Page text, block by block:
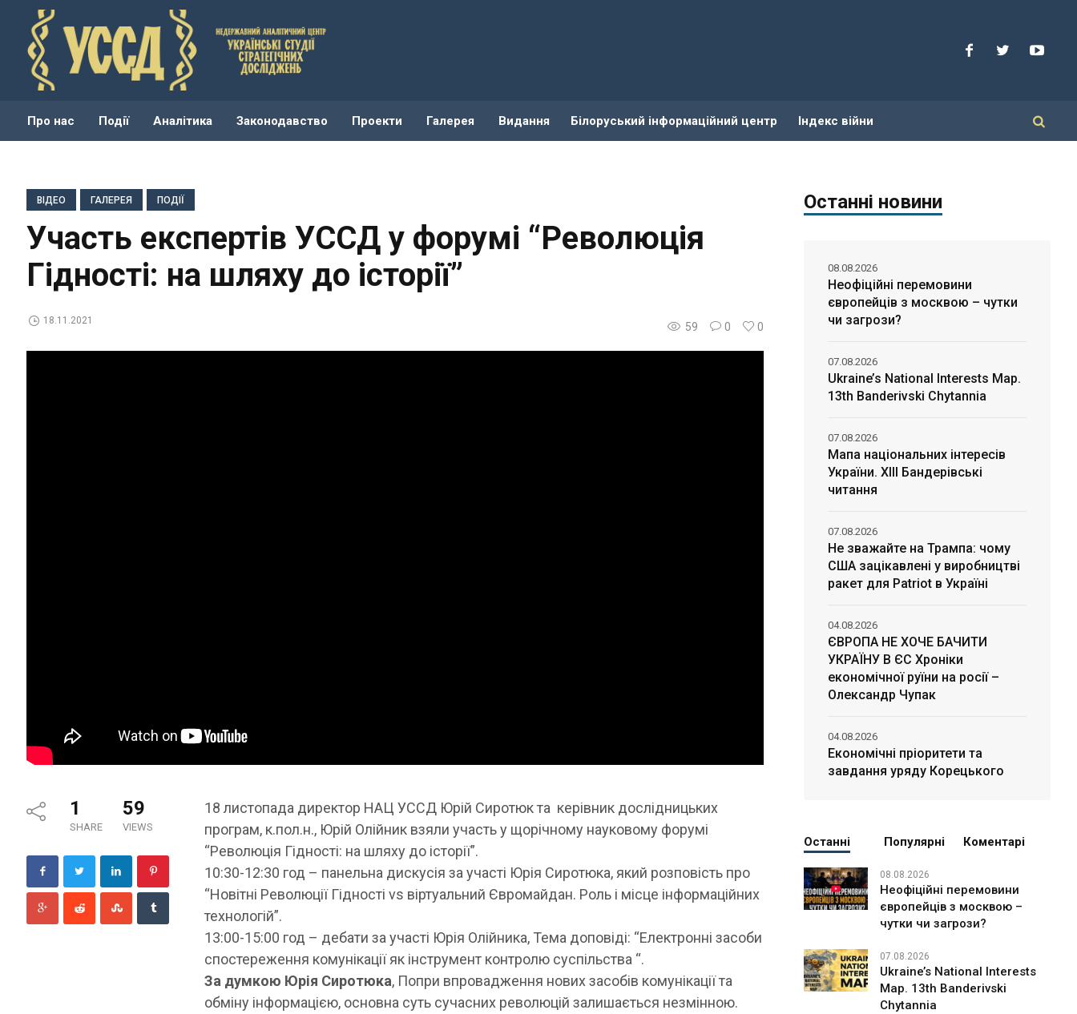
Про нас Події Аналітика Законодавство Проекти Галерея Видання Білоруський інформаційний центр Індекс війни
ВІДЕО ГАЛЕРЕЯ ПОДІЇ
Участь експертів УССД у форумі “Революція
Гідності: на шляху до історії”
59 0 0
18.11.2021
1
SHARE
59
VIEWS
18 листопада директор НАЦ УССД Юрій Сиротюк та керівник дослідницьких
програм, к.пол.н., Юрій Олійник взяли участь у щорічному науковому форумі
“Революція Гідності: на шляху до історії”.
10:30-12:30 год – панельна дискусія за участі Юрія Сиротюка, який розповість про
“Новітні Революції Гідності vs віртуальний Євромайдан. Роль і місце інформаційних
технологій”.
13:00-15:00 год – дебати за участі Юрія Олійника, Тема доповіді: “Електронні засоби
спостереження комунікації як інструмент контролю суспільства “.
За думкою Юрія Сиротюка, Попри впровадження нових засобів комунікації та
обміну інформацією, основна суть сучасних революцій залишається незмінною.
Останні новини
Неофіційні перемовини
європейців з москвою – чутки
чи загрози?
08.08.2026
Ukraine’s National Interests Map.
13th Banderivski Chytannia
07.08.2026
Мапа національних інтересів
України. ХІІІ Бандерівські
читання
07.08.2026
Не зважайте на Трампа: чому
США зацікавлені у виробництві
ракет для Patriot в Україні
07.08.2026
ЄВРОПА НЕ ХОЧЕ БАЧИТИ
УКРАЇНУ В ЄС Хроніки
економічної руїни на росії –
Олександр Чупак
04.08.2026
Економічні пріоритети та
завдання уряду Корецького
04.08.2026
Останні Популярні Коментарі
08.08.2026
Неофіційні перемовини
європейців з москвою –
чутки чи загрози?
07.08.2026
Ukraine’s National Interests
Map. 13th Banderivski
Chytannia